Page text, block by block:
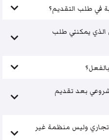
في طلب التقديم؟
الذي يمكنني طلب
بعد تقديم
وليس منظمة غير